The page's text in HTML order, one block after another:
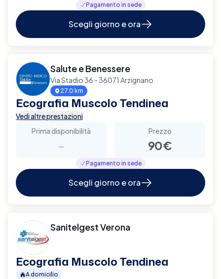
Pagamento in sede
Scegli giorno e ora
Salute e Benessere
Via Stadio 36 - 36071 Arzignano
27.0 km
Ecografia Muscolo Tendinea
Vedi altre prestazioni
Prima disponibilità
-
Prezzo
90€
Pagamento in sede
Scegli giorno e ora
Sanitelgest Verona
Ecografia Muscolo Tendinea
A domicilio